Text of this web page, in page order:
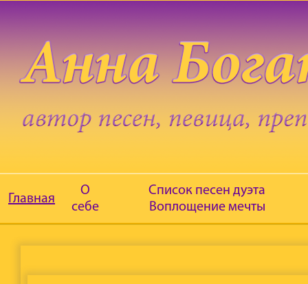
Главная
О
себе
Список песен дуэта
Воплощение мечты